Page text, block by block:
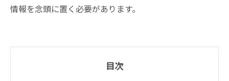
情報を念頭に置く必要があります。
目次